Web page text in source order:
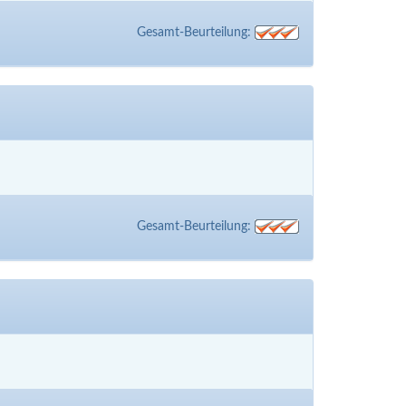
Gesamt-Beurteilung:
Gesamt-Beurteilung: